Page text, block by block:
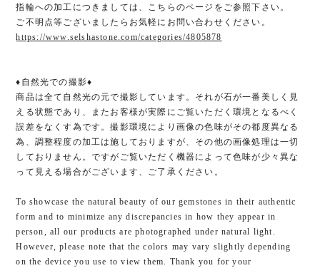
指輪への加工につきましては、こちらのページをご参照下さい。
ご不明点等ございましたらお気軽にお問い合わせください。
https://www.selshastone.com/categories/4805878
♦︎自然光での撮影♦︎
商品は全て自然光の元で撮影しています。それが石が一番美しく見
える状態であり、またお客様が実際にご覧いただく環境となるべく
誤差をなくす為です。撮影環境により画像の色味がその都度異なる
為、調整程度の加工は施しておりますが、その他の画像処理は一切
しておりません。ですがご覧いただく機器によって色味が少々異な
って見える場合がございます、ご了承ください。
To showcase the natural beauty of our gemstones in their authentic
form and to minimize any discrepancies in how they appear in
person, all our products are photographed under natural light.
However, please note that the colors may vary slightly depending
on the device you use to view them. Thank you for your